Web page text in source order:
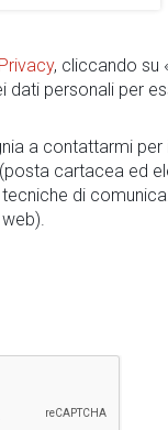
, cliccando su
dati personali per
a contattarmi
cartacea ed
di